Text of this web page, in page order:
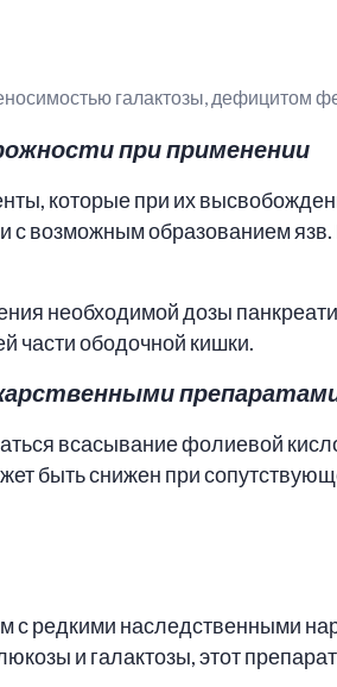
галактозы, дефицитом
при применении
которые при их
с возможным образованием
необходимой дозы
части ободочной кишки.
всасывание фолиевой
быть снижен при
с редкими наследственными
и галактозы, этот